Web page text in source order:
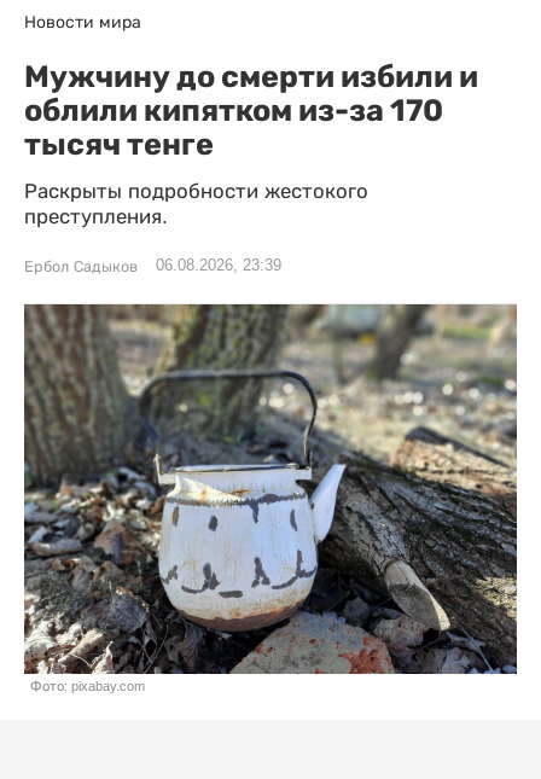
Новости мира
Мужчину до смерти избили и
облили кипятком из-за 170
тысяч тенге
Раскрыты подробности жестокого
преступления.
Ербол Садыков 06.08.2026, 23:39
Фото: pixabay.com